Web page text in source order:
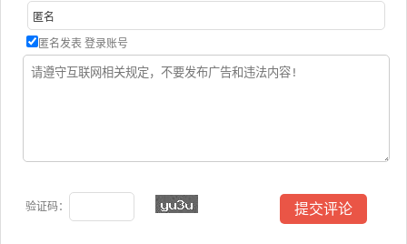
匿名发表 登录账号
验证码：